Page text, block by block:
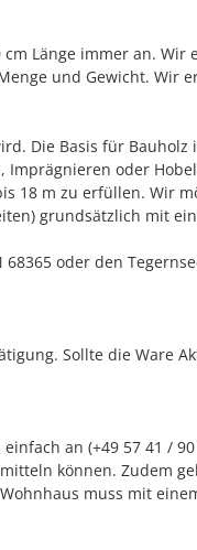
Länge immer an.
und Gewicht. Wir
Die Basis für
oder
18 m zu erfüllen. Wir
grundsätzlich mit
oder den
Sollte die Ware
an (+49 57 41 /
können. Zudem
muss mit